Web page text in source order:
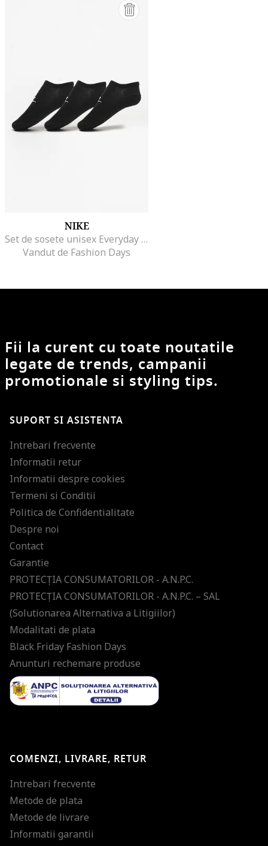
NIKE
Set de sosete unisex Everyday Essential - 3 perechi, Negru
Vandut de Fashion Days
Fii la curent cu toate noutatile
legate de trends, campanii
promotionale si styling tips.
SUPORT SI ASISTENTA
Intrebari frecvente
Informatii retur
Informatii despre cookies
Termeni si Conditii
Politica de Confidentialitate
Despre noi
Contact
Garantie
PROTECŢIA CONSUMATORILOR - A.N.P.C.
PROTECŢIA CONSUMATORILOR - A.N.P.C. – SAL
(Solutionarea Alternativa a Litigiilor)
Modalitati de plata
Black Friday Fashion Days
Anunturi rechemare produse
COMENZI, LIVRARE, RETUR
Intrebari frecvente
Metode de plata
Metode de livrare
Informatii garantii